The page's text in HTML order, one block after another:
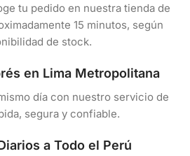
tu pedido en nuestra tienda de
15 minutos, según
de stock.
en Lima Metropolitana
día con nuestro servicio de
segura y confiable.
a Todo el Perú